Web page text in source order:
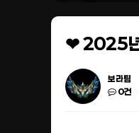
❤ 2025년
보라팀
0건